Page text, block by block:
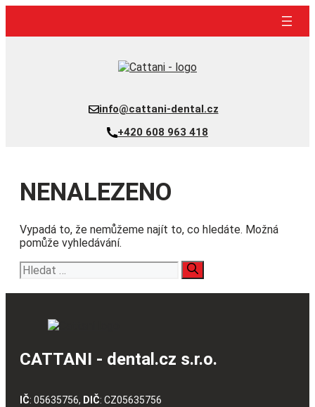
obsah
info@cattani-dental.cz
+420 608 963 418
NENALEZENO
Vypadá to, že nemůžeme najít to, co hledáte. Možná
pomůže vyhledávání.
Hledat:
CATTANI - dental.cz s.r.o.
IČ: 05635756, DIČ: CZ05635756